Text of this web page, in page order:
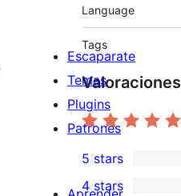
Language
Tags
Valoraciones
1
5 stars
4 stars
Escaparate
Temas
Plugins
Patrones